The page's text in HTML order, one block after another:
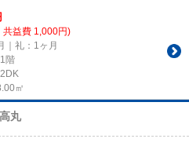
共益費 1,000円)
｜礼：1ヶ月
階
㎡
丸